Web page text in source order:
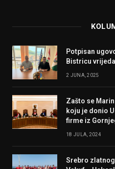
Potpisan
Bistricu
2 JUNA, 2025
Zašto se
koju je donio
firme iz
18 JULA, 2024
Srebro